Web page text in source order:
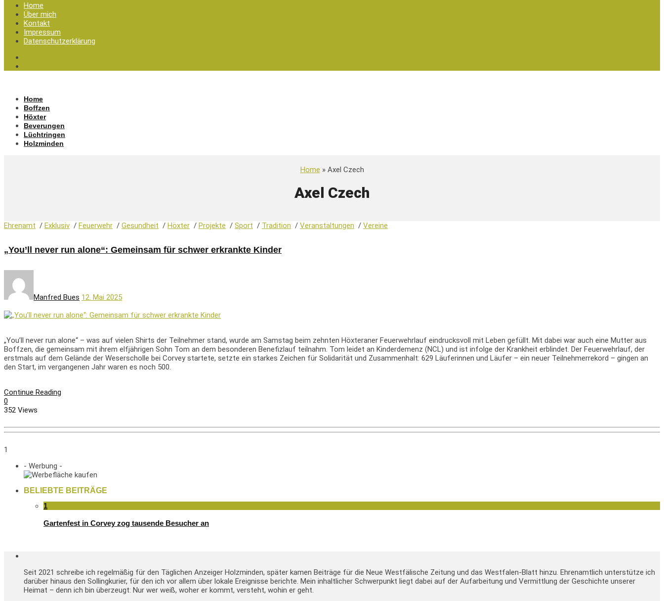
Home
Über mich
Kontakt
Impressum
Datenschutzerklärung
Home
Boffzen
Höxter
Beverungen
Lüchtringen
Holzminden
Home » Axel Czech
Axel Czech
Ehrenamt / Exklusiv / Feuerwehr / Gesundheit / Höxter / Projekte / Sport / Tradition / Veranstaltungen / Vereine
„You’ll never run alone“: Gemeinsam für schwer erkrankte Kinder
Manfred Bues 12. Mai 2025
„You’ll never run alone“ – was auf vielen Shirts der Teilnehmer stand, wurde am Samstag beim zehnten Höxteraner Feuerwehrlauf eindrucksvoll mit Leben gefüllt. Mit dabei war auch eine Mutter aus
Boffzen, die gemeinsam mit ihrem elfjährigen Sohn Tom an dem besonderen Benefizlauf teilnahm. Tom leidet an Kinderdemenz (NCL) und ist infolge der Krankheit erblindet. Der Feuerwehrlauf, der
erstmals auf dem Gelände der Weserscholle bei Corvey startete, setzte ein starkes Zeichen für Solidarität und Zusammenhalt: 629 Läuferinnen und Läufer – ein neuer Teilnehmerrekord – gingen an
den Start, im vergangenen Jahr waren es noch 500.
Continue Reading
0
352 Views
1
- Werbung -
BELIEBTE BEITRÄGE
1
Gartenfest in Corvey zog tausende Besucher an
Seit 2021 schreibe ich regelmäßig für den Täglichen Anzeiger Holzminden, später kamen Beiträge für die Neue Westfälische Zeitung und das Westfalen-Blatt hinzu. Ehrenamtlich unterstütze ich
darüber hinaus den Sollingkurier, für den ich vor allem über lokale Ereignisse berichte. Mein inhaltlicher Schwerpunkt liegt dabei auf der Aufarbeitung und Vermittlung der Geschichte unserer
Heimat – denn ich bin überzeugt: Nur wer weiß, woher er kommt, versteht, wohin er geht.